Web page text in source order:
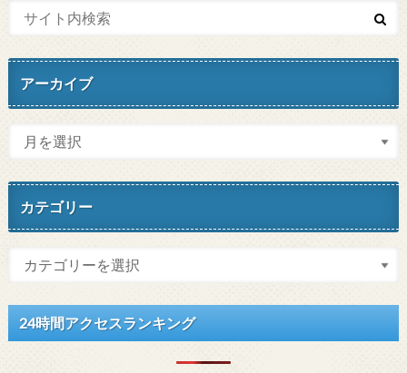
アーカイブ
カテゴリー
24時間アクセスランキング